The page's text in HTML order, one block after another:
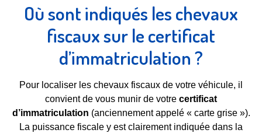
Où sont indiqués les chevaux
fiscaux sur le certificat
d’immatriculation ?
Pour localiser les chevaux fiscaux de votre véhicule, il
convient de vous munir de votre certificat
d’immatriculation (anciennement appelé « carte grise »).
La puissance fiscale y est clairement indiquée dans la